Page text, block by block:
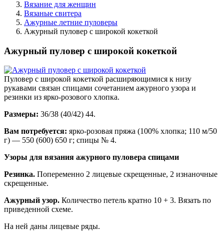
Вязание для женщин
Вязаные свитера
Ажурные летние пуловеры
Ажурный пуловер с широкой кокеткой
Ажурный пуловер с широкой кокеткой
Пуловер с широкой кокеткой расширяющимися к низу
рукавами связан спицами сочетанием ажурного узора и
резинки из ярко-розового хлопка.
Размеры: 36/38 (40/42) 44.
Вам потребуется: ярко-розовая пряжа (100% хлопка; 110 м/50
г) — 550 (600) 650 г; спицы № 4.
Узоры для вязания ажурного пуловера спицами
Резинка. Попеременно 2 ли­цевые скрещенные, 2 изнаночные
скрещенные.
Ажурный узор. Количество петель кратно 10 + 3. Вязать по
приведенной схеме.
На ней даны лицевые ряды.